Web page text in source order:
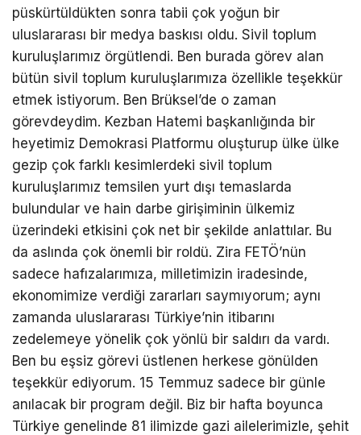
püskürtüldükten sonra tabii çok yoğun bir
uluslararası bir medya baskısı oldu. Sivil toplum
kuruluşlarımız örgütlendi. Ben burada görev alan
bütün sivil toplum kuruluşlarımıza özellikle teşekkür
etmek istiyorum. Ben Brüksel’de o zaman
görevdeydim. Kezban Hatemi başkanlığında bir
heyetimiz Demokrasi Platformu oluşturup ülke ülke
gezip çok farklı kesimlerdeki sivil toplum
kuruluşlarımız temsilen yurt dışı temaslarda
bulundular ve hain darbe girişiminin ülkemiz
üzerindeki etkisini çok net bir şekilde anlattılar. Bu
da aslında çok önemli bir roldü. Zira FETÖ’nün
sadece hafızalarımıza, milletimizin iradesinde,
ekonomimize verdiği zararları saymıyorum; aynı
zamanda uluslararası Türkiye’nin itibarını
zedelemeye yönelik çok yönlü bir saldırı da vardı.
Ben bu eşsiz görevi üstlenen herkese gönülden
teşekkür ediyorum. 15 Temmuz sadece bir günle
anılacak bir program değil. Biz bir hafta boyunca
Türkiye genelinde 81 ilimizde gazi ailelerimizle, şehit